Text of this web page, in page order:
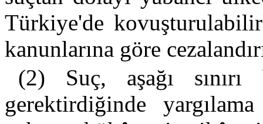
Türkiye'de
kanunlarına göre
(2) Suç, aşağı
gerektirdiğinde